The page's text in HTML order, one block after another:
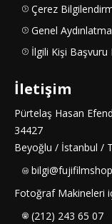
Çerez
Genel
İlgili Kişi Başvuru
İletişim
Pürtelaş Hasan
34427
Beyoğlu / İstanbul /
Fotoğraf Makineleri
(212) 243 65 07